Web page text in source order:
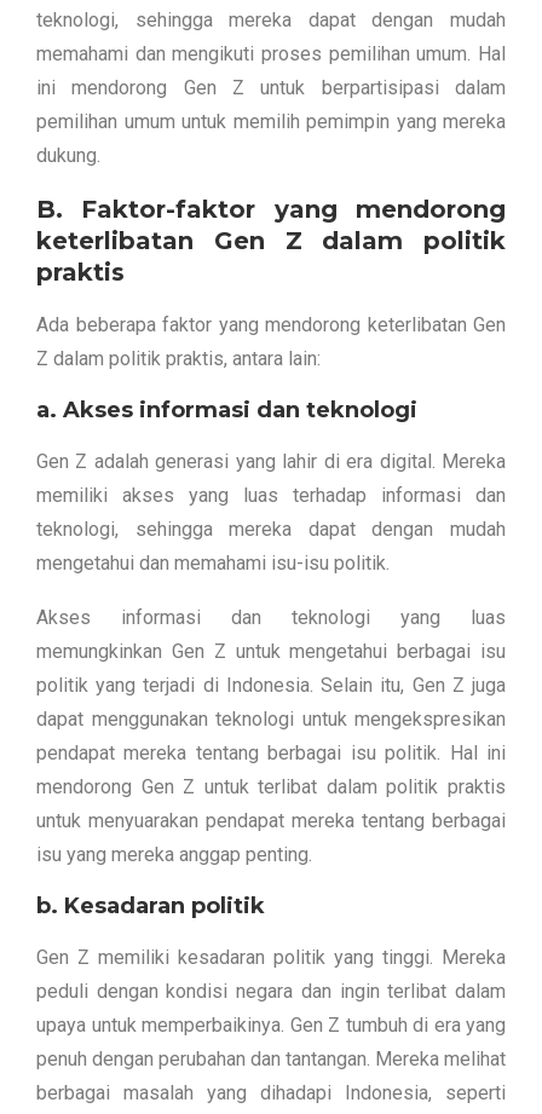
teknologi, sehingga mereka dapat dengan mudah
memahami dan mengikuti proses pemilihan umum. Hal
ini mendorong Gen Z untuk berpartisipasi dalam
pemilihan umum untuk memilih pemimpin yang mereka
dukung.
B. Faktor-faktor yang mendorong
keterlibatan Gen Z dalam politik
praktis
Ada beberapa faktor yang mendorong keterlibatan Gen
Z dalam politik praktis, antara lain:
a. Akses informasi dan teknologi
Gen Z adalah generasi yang lahir di era digital. Mereka
memiliki akses yang luas terhadap informasi dan
teknologi, sehingga mereka dapat dengan mudah
mengetahui dan memahami isu-isu politik.
Akses informasi dan teknologi yang luas
memungkinkan Gen Z untuk mengetahui berbagai isu
politik yang terjadi di Indonesia. Selain itu, Gen Z juga
dapat menggunakan teknologi untuk mengekspresikan
pendapat mereka tentang berbagai isu politik. Hal ini
mendorong Gen Z untuk terlibat dalam politik praktis
untuk menyuarakan pendapat mereka tentang berbagai
isu yang mereka anggap penting.
b. Kesadaran politik
Gen Z memiliki kesadaran politik yang tinggi. Mereka
peduli dengan kondisi negara dan ingin terlibat dalam
upaya untuk memperbaikinya. Gen Z tumbuh di era yang
penuh dengan perubahan dan tantangan. Mereka melihat
berbagai masalah yang dihadapi Indonesia, seperti